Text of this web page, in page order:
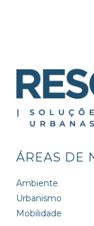
ÁREAS DE
Ambiente
Urbanismo
Mobilidade